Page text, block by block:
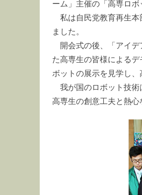
ーム」主催の「高専ロ
私は自民党教育再生
ました。
開会式の後、「アイ
た高専生の皆様による
ボットの展示を見学し
我が国のロボット技
高専生の創意工夫と熱